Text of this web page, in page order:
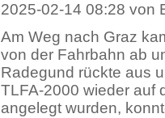
2025-02-14 08:28 von
Am Weg nach Graz
von der Fahrbahn ab
Radegund rückte aus
TLFA-2000 wieder auf
angelegt wurden,